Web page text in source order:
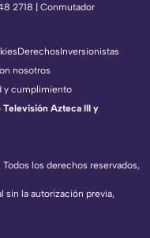
2718 | Conmutador
Todos los derechos reservados,
sin la autorización previa,
DerechosInversionistas
nosotros
y cumplimiento
Azteca III y